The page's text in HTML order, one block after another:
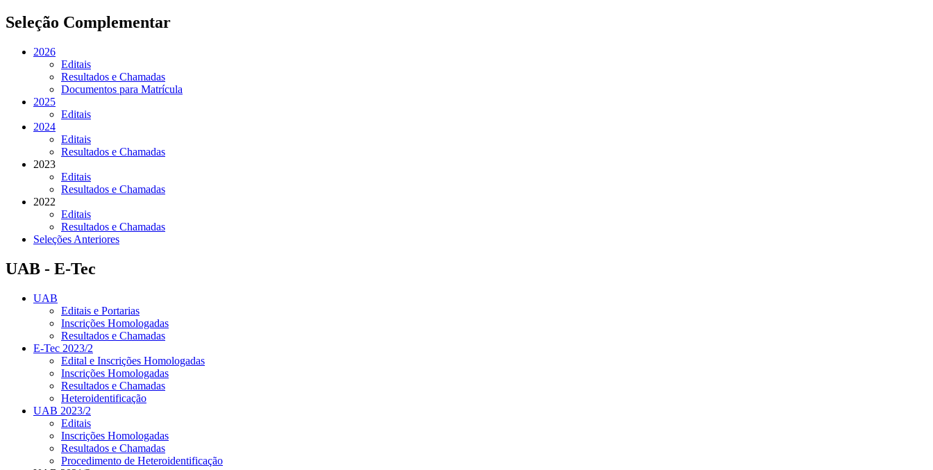
Seleção Complementar
2026
Editais
Resultados e Chamadas
Documentos para Matrícula
2025
Editais
2024
Editais
Resultados e Chamadas
2023
Editais
Resultados e Chamadas
2022
Editais
Resultados e Chamadas
Seleções Anteriores
UAB - E-Tec
UAB
Editais e Portarias
Inscrições Homologadas
Resultados e Chamadas
E-Tec 2023/2
Edital e Inscrições Homologadas
Inscrições Homologadas
Resultados e Chamadas
Heteroidentificação
UAB 2023/2
Editais
Inscrições Homologadas
Resultados e Chamadas
Procedimento de Heteroidentificação